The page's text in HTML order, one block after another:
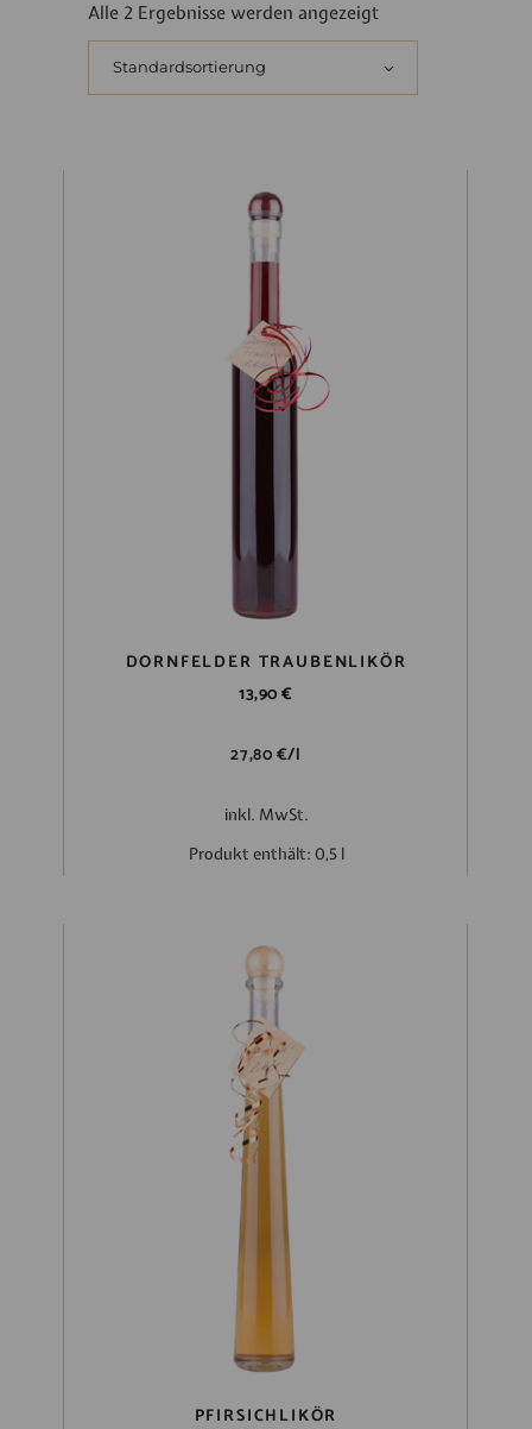
Alle 2 Ergebnisse werden angezeigt
Standardsortierung
DORNFELDER TRAUBENLIKÖR
13,90€
27,80€/l
inkl. MwSt.
Produkt enthält: 0,5 l
PFIRSICHLIKÖR